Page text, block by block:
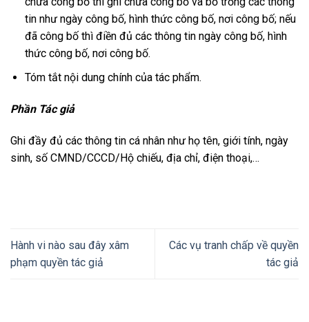
tin như ngày công bố, hình thức công bố, nơi công bố; nếu
đã công bố thì điền đủ các thông tin ngày công bố, hình
thức công bố, nơi công bố.
Tóm tắt nội dung chính của tác phẩm.
Phần Tác giả
Ghi đầy đủ các thông tin cá nhân như họ tên, giới tính, ngày
sinh, số CMND/CCCD/Hộ chiếu, địa chỉ, điện thoại,…
Hành vi nào sau đây xâm
phạm quyền tác giả
Các vụ tranh chấp về quyền
tác giả